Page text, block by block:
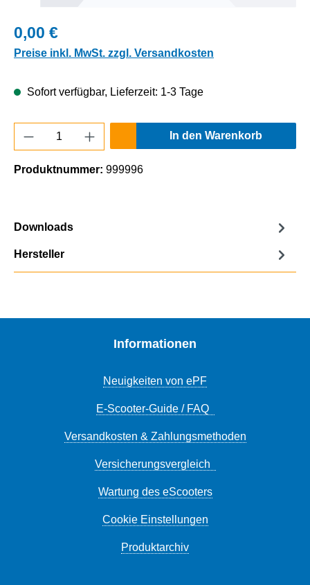
0,00 €
Preise inkl. MwSt. zzgl. Versandkosten
Sofort verfügbar, Lieferzeit: 1-3 Tage
Produkt Anzahl: Gib den gewünschten
In den Warenkorb
Produktnummer: 999996
Downloads
Hersteller
Informationen
Neuigkeiten von ePF
E-Scooter-Guide / FAQ
Versandkosten & Zahlungsmethoden
Versicherungsvergleich
Wartung des eScooters
Cookie Einstellungen
Produktarchiv